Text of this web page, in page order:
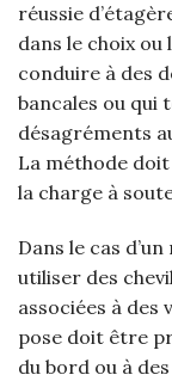
réussie
dans le choix ou
conduire à des
bancales ou qui
désagréments
La méthode
la charge à
Dans le cas
utiliser des
associées à des
pose doit être
du bord ou à